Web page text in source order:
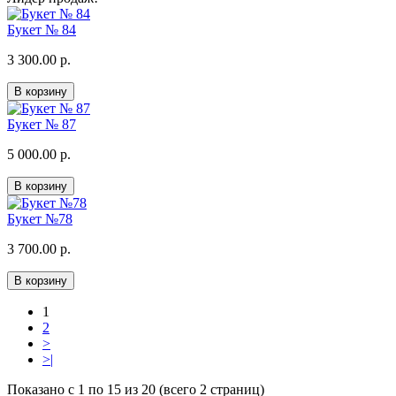
Букет № 84
3 300.00 р.
В корзину
Букет № 87
5 000.00 р.
В корзину
Букет №78
3 700.00 р.
В корзину
1
2
>
>|
Показано с 1 по 15 из 20 (всего 2 страниц)